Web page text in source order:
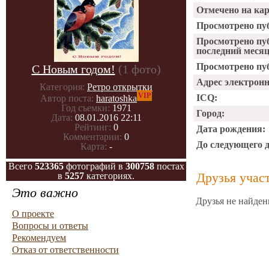
С Новым годом! (1 фото)
Категория: Ретро открытки
Автор поста: haratoshka VIP
Год съемки: 1971
Дата: 08.01.2016 22:11
Рейтинг: 0
Комментарии: 0
Карта: -
Всего 523365фотографий в 300758постах
в 5257 категориях.
Это важно
О проекте
Вопросы и ответы
Рекомендуем
Отказ от ответственности
Отмечено на
Просмотрено
Просмотрено
последний
Просмотрено
Адрес
ICQ:
Город:
Дата рождения:
До следующего
Друзья
Друзья не